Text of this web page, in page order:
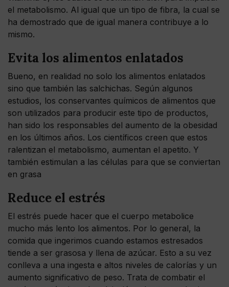
el metabolismo. Al igual que un tipo de fibra, la cual se
ha demostrado que de igual manera contribuye a lo
mismo.
Evita los alimentos enlatados
Bueno, en realidad no solo los alimentos enlatados
sino que también las salchichas. Según algunos
estudios, los conservantes químicos de alimentos que
son utilizados para producir este tipo de productos,
han sido los responsables del aumento de la obesidad
en los últimos años. Los científicos creen que estos
ralentizan el metabolismo, aumentan el apetito. Y
también estimulan a las células para que se conviertan
en grasa
Reduce el estrés
El estrés puede hacer que el cuerpo metabolice
mucho más lento los alimentos. Por lo general, la
comida que ingerimos cuando estamos estresados
tiende a ser grasosa y llena de azúcar. Esto a su vez
conlleva a una ingesta e altos niveles de calorías y un
aumento significativo de peso. Trata de combatir el